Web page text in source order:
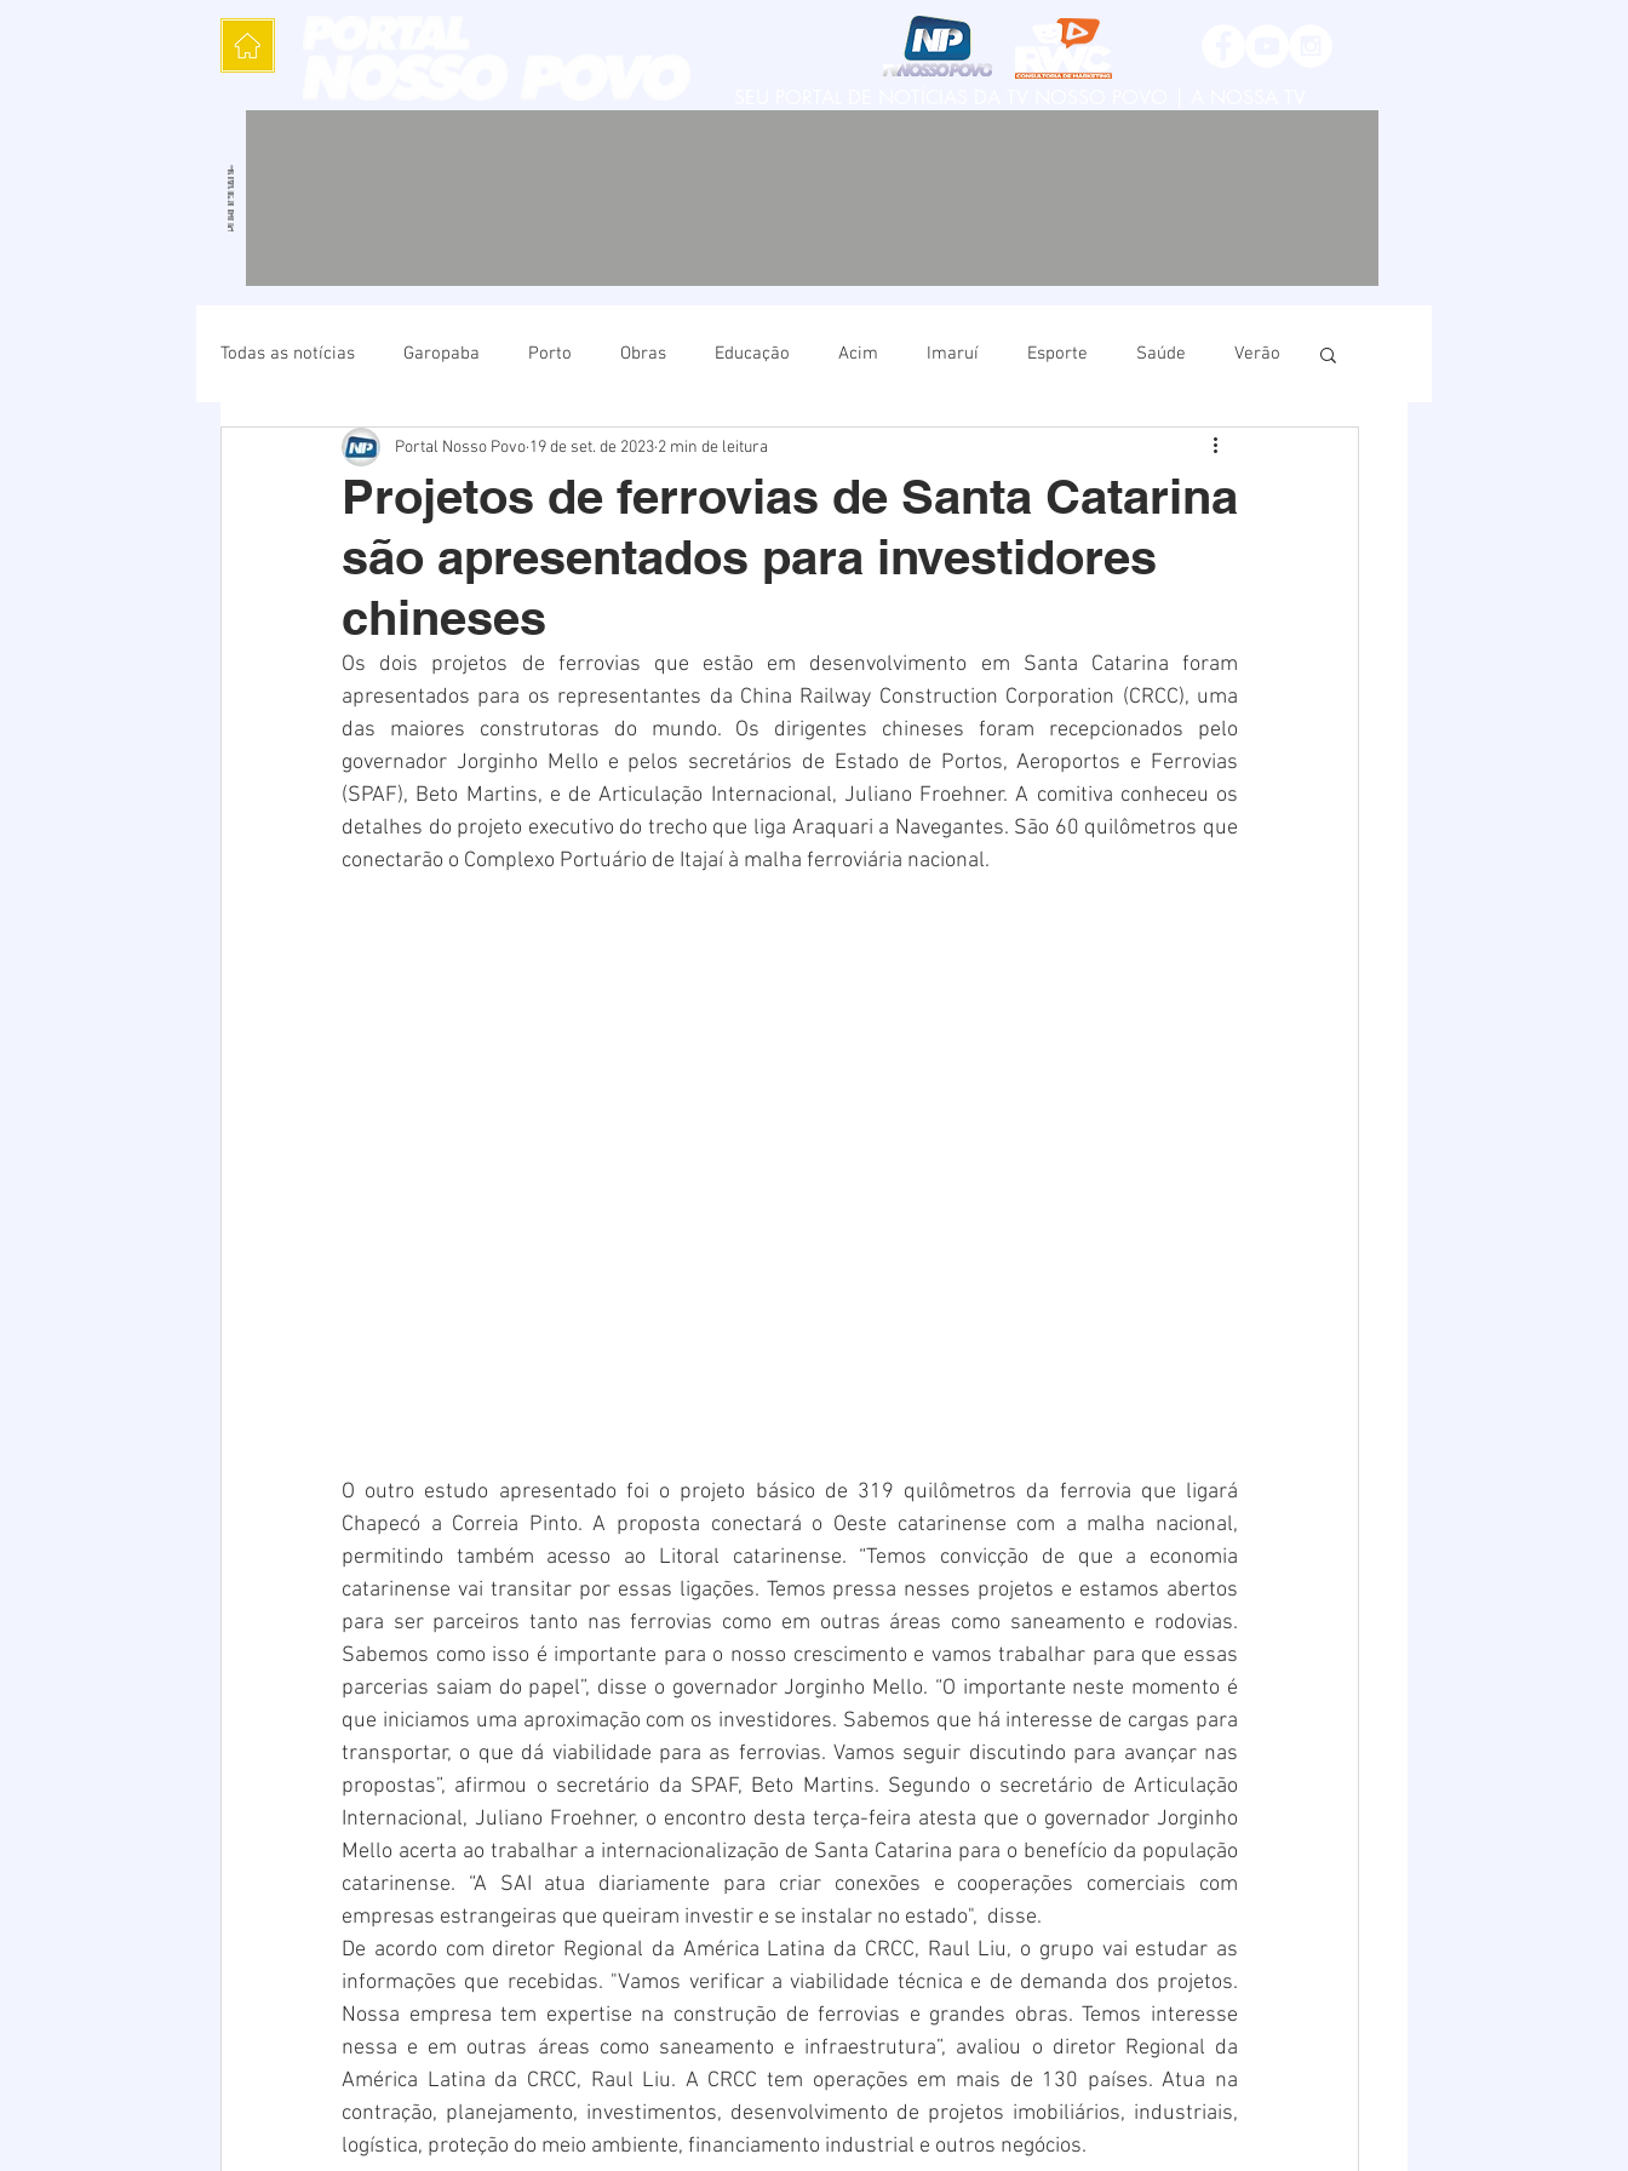
Todas as notícias Garopaba Porto Obras Educação Acim Imaruí Esporte Saúde Verão
Cultura Polícia Natureza Imbituba Imbituba
Verão Saúde Polícia Destaque Laguna Linha Destaques 1 Destaques 2
Projetos de ferrovias de Santa Catarina
são apresentados para investidores
chineses
Portal Nosso Povo 19 de set. de 2023 2 min de leitura
Os dois projetos de ferrovias que estão em desenvolvimento em Santa Catarina foram
apresentados para os representantes da China Railway Construction Corporation (CRCC), uma
das maiores construtoras do mundo. Os dirigentes chineses foram recepcionados pelo
governador Jorginho Mello e pelos secretários de Estado de Portos, Aeroportos e Ferrovias
(SPAF), Beto Martins, e de Articulação Internacional, Juliano Froehner. A comitiva conheceu os
detalhes do projeto executivo do trecho que liga Araquari a Navegantes. São 60 quilômetros que
conectarão o Complexo Portuário de Itajaí à malha ferroviária nacional.
O outro estudo apresentado foi o projeto básico de 319 quilômetros da ferrovia que ligará
Chapecó a Correia Pinto. A proposta conectará o Oeste catarinense com a malha nacional,
permitindo também acesso ao Litoral catarinense. “Temos convicção de que a economia
catarinense vai transitar por essas ligações. Temos pressa nesses projetos e estamos abertos
para ser parceiros tanto nas ferrovias como em outras áreas como saneamento e rodovias.
Sabemos como isso é importante para o nosso crescimento e vamos trabalhar para que essas
parcerias saiam do papel”, disse o governador Jorginho Mello. “O importante neste momento é
que iniciamos uma aproximação com os investidores. Sabemos que há interesse de cargas para
transportar, o que dá viabilidade para as ferrovias. Vamos seguir discutindo para avançar nas
propostas”, afirmou o secretário da SPAF, Beto Martins. Segundo o secretário de Articulação
Internacional, Juliano Froehner, o encontro desta terça-feira atesta que o governador Jorginho
Mello acerta ao trabalhar a internacionalização de Santa Catarina para o benefício da população
catarinense. “A SAI atua diariamente para criar conexões e cooperações comerciais com
empresas estrangeiras que queiram investir e se instalar no estado",  disse.
De acordo com diretor Regional da América Latina da CRCC, Raul Liu, o grupo vai estudar as
informações que recebidas. "Vamos verificar a viabilidade técnica e de demanda dos projetos.
Nossa empresa tem expertise na construção de ferrovias e grandes obras. Temos interesse
nessa e em outras áreas como saneamento e infraestrutura”, avaliou o diretor Regional da
América Latina da CRCC, Raul Liu. A CRCC tem operações em mais de 130 países. Atua na
contração, planejamento, investimentos, desenvolvimento de projetos imobiliários, industriais,
logística, proteção do meio ambiente, financiamento industrial e outros negócios.